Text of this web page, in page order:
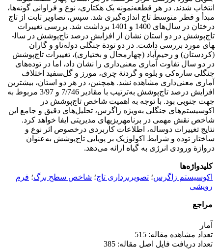
انتخاب شدند. در هر قطعه‌نمونه یک‌ هکتاری، نوع و فراوانی گونه‌ها،
مبدأ و قطر متوسط تاج اندازه‌گیری شد. سپس، تصاویر ثابت از تاج
درختان در سال‌‌های 1400 و 1401 برداشت شد. بررسی تغییرات
تاج‌پوشش در دو استان نشان از افزایش درصد تاج‌پوشش در سال­
های مورد بررسی داشت. در دو تودة‌ جنگلی دوله‌ناو و گاران
(کردستان) و رحیم‌آباد (چهارمحال و بختیاری)، تغییرات تاج‌پوشش
در دو سال تفاوت آماری معنی‌داری را نشان داد، اما در توده‌‌های
جنگلی ساره‌کی و بلوه و گردنة چری، مورز و گل‌سفید اختلاف
آماری معنی‌داری مشاهده نشد. همچنین، در هر دو استان، بیشترین
افزایش درصد تاج‌پوشش به‌ترتیب با مقادیر 7/746 و 3/97 مربوط به
جهت جنوبی بود. با توجه به اهمیت شاخص تاج‌پوشش در
اکوسیستم‌های جنگلی به‌ویژه زاگرس، تحلیل‌های دقیق‌ و جامع‌ این
شاخص نقش مهمی در برنامه­ریزی­های مدیریتی ایفا خواهد کرد.
نتایج تغییرات دوساله، اطلاعات کاربردی درخصوص اثر نوع و
ساختار توده و شرایط اکولوژیک بر پویایی تاج‌پوشش به‌عنوان
دروازة ورودی انرژی به گیاه ارائه می‌دهد.
کلیدواژه‌ها
اکوسیستم زاگرس؛ تصویربرداری تاج؛ شاخص سطح برگ؛ فرم
رویشی
مراجع
آمار
تعداد مشاهده مقاله: 515
تعداد دریافت فایل اصل مقاله: 385